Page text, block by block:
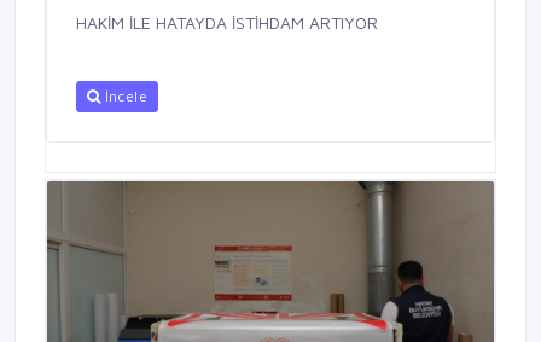
HAKİM İLE HATAYDA İSTİHDAM ARTIYOR
İncele